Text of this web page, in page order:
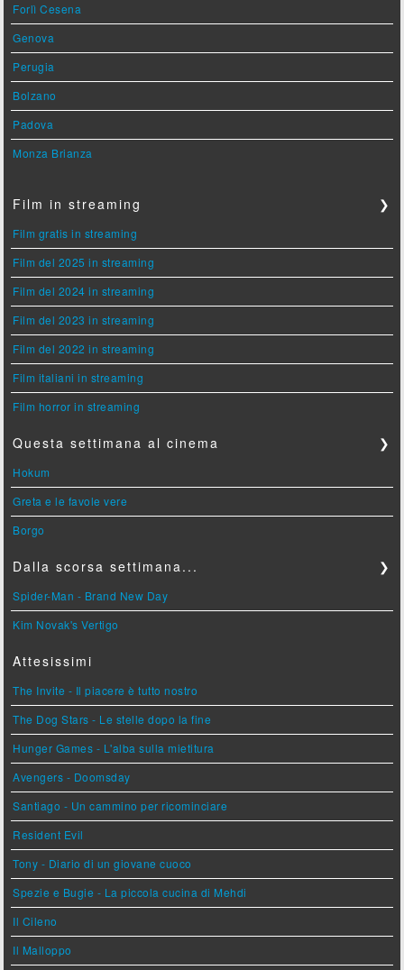
Forlì Cesena
Genova
Perugia
Bolzano
Padova
Monza Brianza
Film in streaming ❯
Film gratis in streaming
Film del 2025 in streaming
Film del 2024 in streaming
Film del 2023 in streaming
Film del 2022 in streaming
Film italiani in streaming
Film horror in streaming
Questa settimana al cinema ❯
Hokum
Greta e le favole vere
Borgo
Dalla scorsa settimana... ❯
Spider-Man - Brand New Day
Kim Novak's Vertigo
Attesissimi
The Invite - Il piacere è tutto nostro
The Dog Stars - Le stelle dopo la fine
Hunger Games - L'alba sulla mietitura
Avengers - Doomsday
Santiago - Un cammino per ricominciare
Resident Evil
Tony - Diario di un giovane cuoco
Spezie e Bugie - La piccola cucina di Mehdi
Il Cileno
Il Malloppo